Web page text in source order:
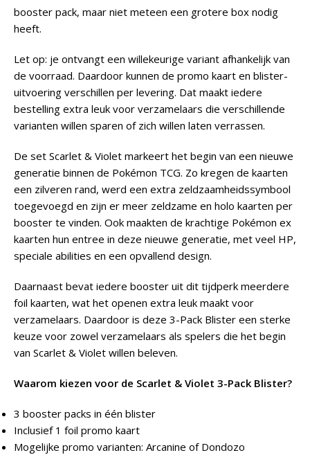
booster pack, maar niet meteen een grotere box nodig
heeft.
Let op: je ontvangt een willekeurige variant afhankelijk van
de voorraad. Daardoor kunnen de promo kaart en blister-
uitvoering verschillen per levering. Dat maakt iedere
bestelling extra leuk voor verzamelaars die verschillende
varianten willen sparen of zich willen laten verrassen.
De set Scarlet & Violet markeert het begin van een nieuwe
generatie binnen de Pokémon TCG. Zo kregen de kaarten
een zilveren rand, werd een extra zeldzaamheidssymbool
toegevoegd en zijn er meer zeldzame en holo kaarten per
booster te vinden. Ook maakten de krachtige Pokémon ex
kaarten hun entree in deze nieuwe generatie, met veel HP,
speciale abilities en een opvallend design.
Daarnaast bevat iedere booster uit dit tijdperk meerdere
foil kaarten, wat het openen extra leuk maakt voor
verzamelaars. Daardoor is deze 3-Pack Blister een sterke
keuze voor zowel verzamelaars als spelers die het begin
van Scarlet & Violet willen beleven.
Waarom kiezen voor de Scarlet & Violet 3-Pack Blister?
3 booster packs in één blister
Inclusief 1 foil promo kaart
Mogelijke promo varianten: Arcanine of Dondozo